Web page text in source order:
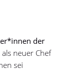
der
neuer Chef
sei